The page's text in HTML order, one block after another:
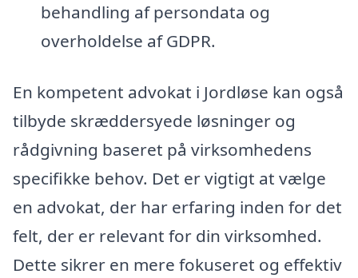
behandling af persondata og
overholdelse af GDPR.
En kompetent advokat i Jordløse kan også
tilbyde skræddersyede løsninger og
rådgivning baseret på virksomhedens
specifikke behov. Det er vigtigt at vælge
en advokat, der har erfaring inden for det
felt, der er relevant for din virksomhed.
Dette sikrer en mere fokuseret og effektiv